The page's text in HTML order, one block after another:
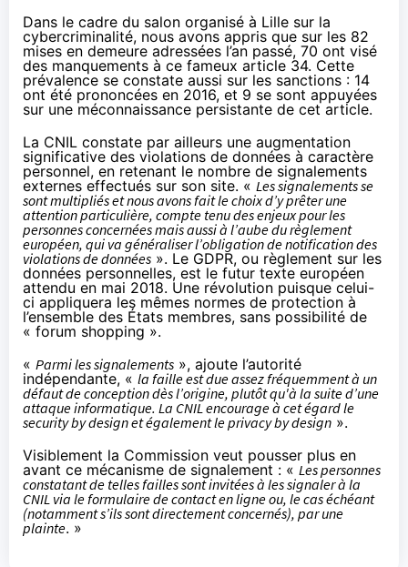
Dans le cadre du salon organisé à Lille sur la
cybercriminalité, nous avons appris que sur les 82
mises en demeure adressées l’an passé, 70 ont visé
des manquements à ce fameux article 34. Cette
prévalence se constate aussi sur les sanctions : 14
ont été prononcées en 2016, et 9 se sont appuyées
sur une méconnaissance persistante de cet article.
La CNIL constate par ailleurs une augmentation
significative des violations de données à caractère
personnel, en retenant le nombre de signalements
externes effectués sur son site. « Les signalements se
sont multipliés et nous avons fait le choix d’y prêter une
attention particulière, compte tenu des enjeux pour les
personnes concernées mais aussi à l’aube du règlement
européen, qui va généraliser l’obligation de notification des
violations de données ». Le GDPR, ou règlement sur les
données personnelles, est le futur texte européen
attendu en mai 2018. Une révolution puisque celui-
ci appliquera les mêmes normes de protection à
l’ensemble des États membres, sans possibilité de
« forum shopping ».
« Parmi les signalements », ajoute l’autorité
indépendante, « la faille est due assez fréquemment à un
défaut de conception dès l’origine, plutôt qu'à la suite d’une
attaque informatique. La CNIL encourage à cet égard le
security by design et également le privacy by design ».
Visiblement la Commission veut pousser plus en
avant ce mécanisme de signalement : « Les personnes
constatant de telles failles sont invitées à les signaler à la
CNIL via le formulaire de contact en ligneou, le cas échéant
(notamment s’ils sont directement concernés), par une
plainte. »